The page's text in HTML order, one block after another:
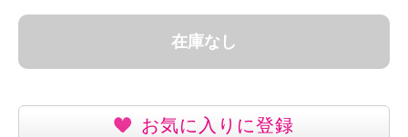
在庫なし
お気に入りに登録